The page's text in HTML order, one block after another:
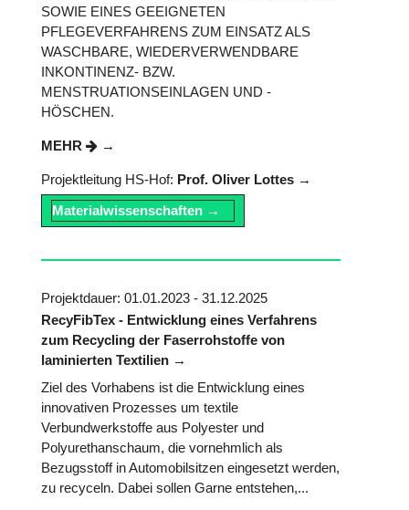
SOWIE EINES GEEIGNETEN
PFLEGEVERFAHRENS ZUM EINSATZ ALS
WASCHBARE, WIEDERVERWENDBARE
INKONTINENZ- BZW.
MENSTRUATIONSEINLAGEN UND -
HÖSCHEN.
MEHR
Projektleitung HS-Hof: Prof. Oliver Lottes
Materialwissenschaften
Projektdauer: 01.01.2023 - 31.12.2025
RecyFibTex - Entwicklung eines Verfahrens
zum Recycling der Faserrohstoffe von
laminierten Textilien
Ziel des Vorhabens ist die Entwicklung eines
innovativen Prozesses um textile
Verbundwerkstoffe aus Polyester und
Polyurethanschaum, die vornehmlich als
Bezugsstoff in Automobilsitzen eingesetzt werden,
zu recyceln. Dabei sollen Garne entstehen,...